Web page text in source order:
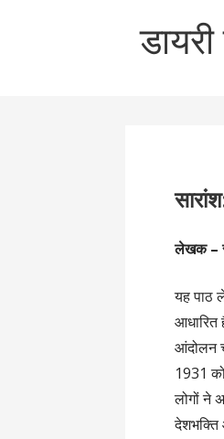
लेखक –
यह
आंदोलन
1931
लोगों ने